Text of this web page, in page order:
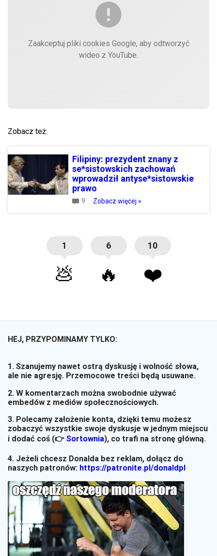
Zaakceptuj pliki cookies Google, aby odtworzyć
wideo z YouTube.
Zobacz też:
Filipiny: prezydent znany z
se*sistowskich zachowań
wprowadził antyse*sistowskie
prawo
9 Zobacz więcej »
1
💩
6
🔥
10
❤️
HEJ, PRZYPOMINAMY TYLKO:
1. Szanujemy nawet ostrą dyskusję i wolność słowa,
ale nie agresję. Przemocowe treści będą usuwane.
2. W komentarzach można swobodnie używać
embedów z mediów społecznościowych.
3. Polecamy założenie konta, dzięki temu możesz
zobaczyć wszystkie swoje dyskusje w jednym miejscu
i dodać coś (👉 Sortownia), co trafi na stronę główną.
4. Jeżeli chcesz Donalda bez reklam, dołącz do
naszych patronów: https://patronite.pl/donaldpl